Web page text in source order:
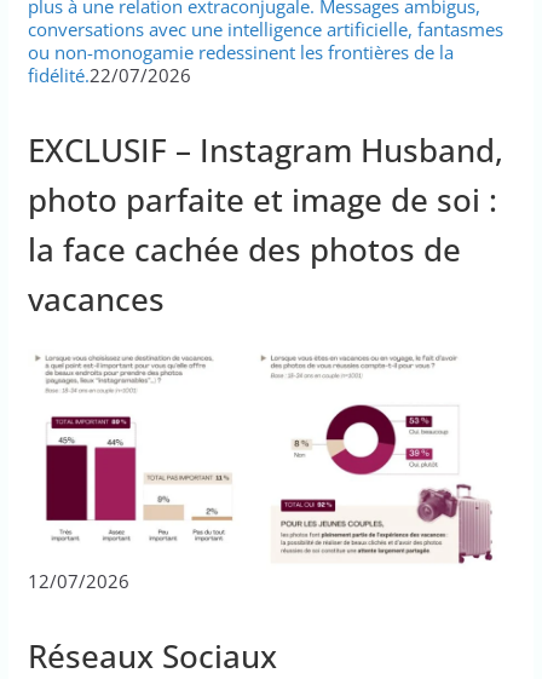
plus à une relation extraconjugale. Messages ambigus,
conversations avec une intelligence artificielle, fantasmes
ou non-monogamie redessinent les frontières de la
fidélité.22/07/2026
EXCLUSIF – Instagram Husband,
photo parfaite et image de soi :
la face cachée des photos de
vacances
12/07/2026
Réseaux Sociaux